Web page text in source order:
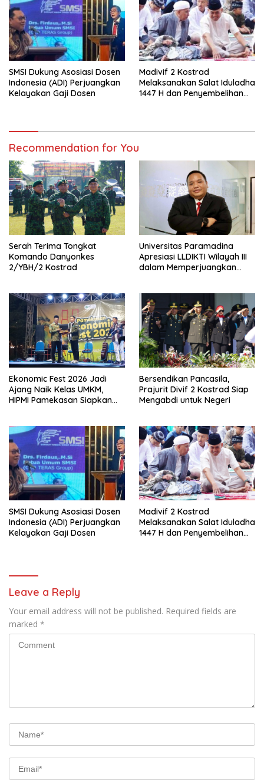
SMSI Dukung Asosiasi Dosen
Indonesia (ADI) Perjuangkan
Kelayakan Gaji Dosen
Madivif 2 Kostrad
Melaksanakan Salat Iduladha
1447 H dan Penyembelihan
Recommendation for You
Serah Terima Tongkat
Komando Danyonkes
2/YBH/2 Kostrad
Universitas Paramadina
Apresiasi LLDIKTI Wilayah III
dalam Memperjuangkan
Ekonomic Fest 2026 Jadi
Ajang Naik Kelas UMKM,
HIPMI Pamekasan Siapkan
Bersendikan Pancasila,
Prajurit Divif 2 Kostrad Siap
Mengabdi untuk Negeri
SMSI Dukung Asosiasi Dosen
Indonesia (ADI) Perjuangkan
Kelayakan Gaji Dosen
Madivif 2 Kostrad
Melaksanakan Salat Iduladha
1447 H dan Penyembelihan
Leave a Reply
Your email address will not be published. Required fields are
marked *